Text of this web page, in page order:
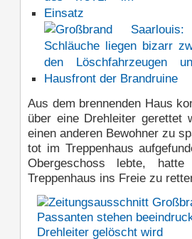
Aus dem brennenden Haus
über eine Drehleiter gerettet
einen anderen Bewohner zu
tot im Treppenhaus
Obergeschoss lebte,
Treppenhaus ins Freie zu